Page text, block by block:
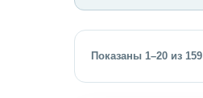
Показаны 1–20 из 159